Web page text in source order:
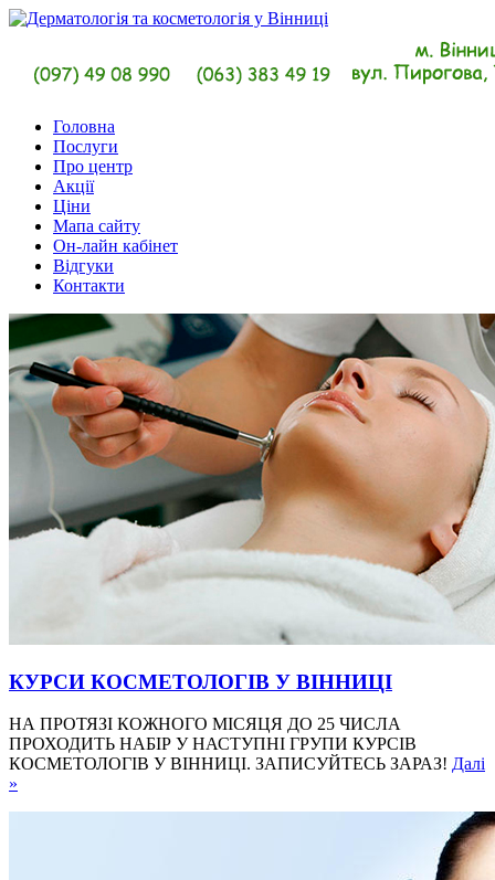
Головна
Послуги
Про центр
Акції
Ціни
Мапа сайту
Он-лайн кабінет
Відгуки
Контакти
КУРСИ КОСМЕТОЛОГІВ У ВІННИЦІ
НА ПРОТЯЗІ КОЖНОГО МІСЯЦЯ ДО 25 ЧИСЛА
ПРОХОДИТЬ НАБІР У НАСТУПНІ ГРУПИ КУРСІВ
КОСМЕТОЛОГІВ У ВІННИЦІ. ЗАПИСУЙТЕСЬ ЗАРАЗ! Далі
»